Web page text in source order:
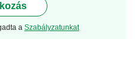
a Szabályzatunkat